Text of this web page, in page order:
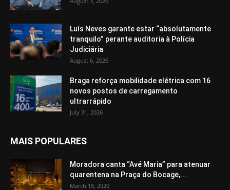
Luís Neves garante estar “absolutamente
tranquilo” perante auditoria à Polícia
Judiciária
August 6, 2026
Braga reforça mobilidade elétrica com 16
novos postos de carregamento
ultrarrápido
July 31, 2026
MAIS POPULARES
Moradora canta “Avé Maria” para atenuar
quarentena na Praça do Bocage,...
March 18, 2020